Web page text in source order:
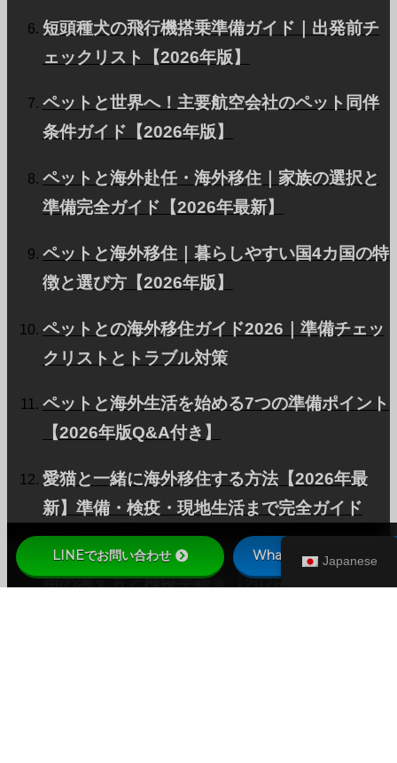
短頭種犬の飛行機搭乗準備ガイド｜出発前チ
ェックリスト【2026年版】
ペットと世界へ！主要航空会社のペット同伴
条件ガイド【2026年版】
ペットと海外赴任・海外移住｜家族の選択と
準備完全ガイド【2026年最新】
ペットと海外移住｜暮らしやすい国4カ国の特
徴と選び方【2026年版】
ペットとの海外移住ガイド2026｜準備チェッ
クリストとトラブル対策
ペットと海外生活を始める7つの準備ポイント
【2026年版Q&A付き】
愛猫と一緒に海外移住する方法【2026年最
新】準備・検疫・現地生活まで完全ガイド
ペットとプライベートジェットで海外へ｜費
用の考え方と検疫手続き【2026年最新】
お問い合わせ
アライアンスパートナー募集
プライバシーポリシー
FOR INTERNATIONAL CLIENTS
Japanese
LINEでお問い合わせ WhatsAppでお問い合わ